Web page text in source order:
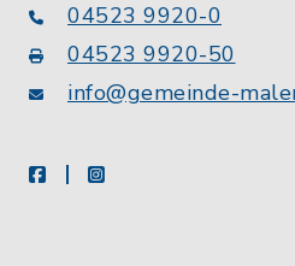
04523 9920-0
04523 9920-50
info@gemeinde-
facebookinstagram